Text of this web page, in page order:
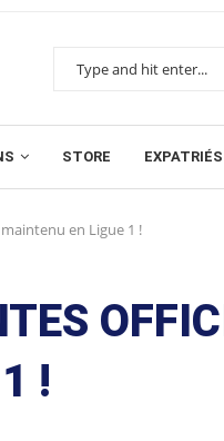
STORE EXPATRIÉS
en Ligue 1 !
!